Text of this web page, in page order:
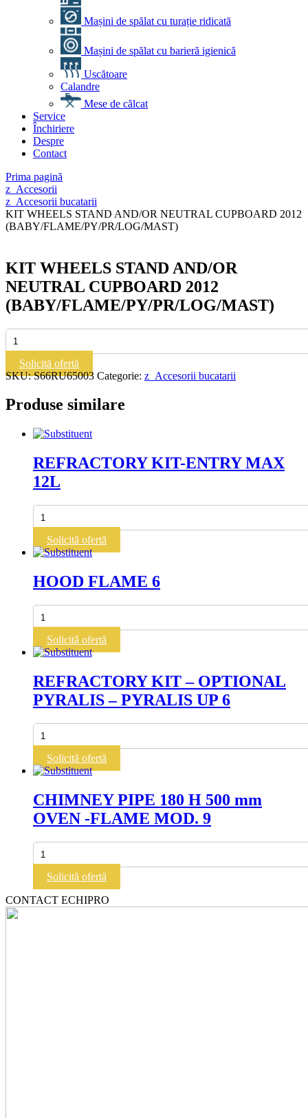
Mașini de spălat cu turație ridicată
Mașini de spălat cu barieră igienică
Uscătoare
Calandre
Mese de călcat
Service
Închiriere
Despre
Contact
Prima pagină
z_Accesorii
z_Accesorii bucatarii
KIT WHEELS STAND AND/OR NEUTRAL CUPBOARD 2012
(BABY/FLAME/PY/PR/LOG/MAST)
KIT WHEELS STAND AND/OR
NEUTRAL CUPBOARD 2012
(BABY/FLAME/PY/PR/LOG/MAST)
Cantitate
KIT
WHEELS
STAND
AND/OR
NEUTRAL
CUPBOARD
(BABY/FLAME/PY/PR/LOG/MAST)
Solicită ofertă
SKU:S66RU65003 Categorie: z_Accesorii bucatarii
Produse similare
REFRACTORY KIT-ENTRY MAX
12L
Cantitate
REFRACTORY
KIT-
ENTRY
MAX
Solicită ofertă
HOOD FLAME 6
Cantitate
HOOD
FLAME
6
Solicită ofertă
REFRACTORY KIT – OPTIONAL
PYRALIS – PYRALIS UP 6
Cantitate
REFRACTORY
KIT
-
OPTIONAL
-
PYRALIS
UP
6
Solicită ofertă
CHIMNEY PIPE 180 H 500 mm
OVEN -FLAME MOD. 9
Cantitate
CHIMNEY
PIPE
180
H
500
Solicită ofertă
CONTACT ECHIPRO